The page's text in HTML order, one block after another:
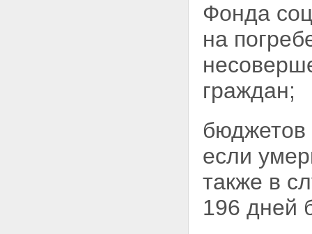
Фонда
на
граждан;
бюджетов
если
также в
196 дней